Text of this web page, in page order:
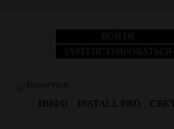
ВОЙТИ
ЗАРЕГИСТРИРОВАТЬСЯ
Вернуться
ИНФО INSTALL PRO